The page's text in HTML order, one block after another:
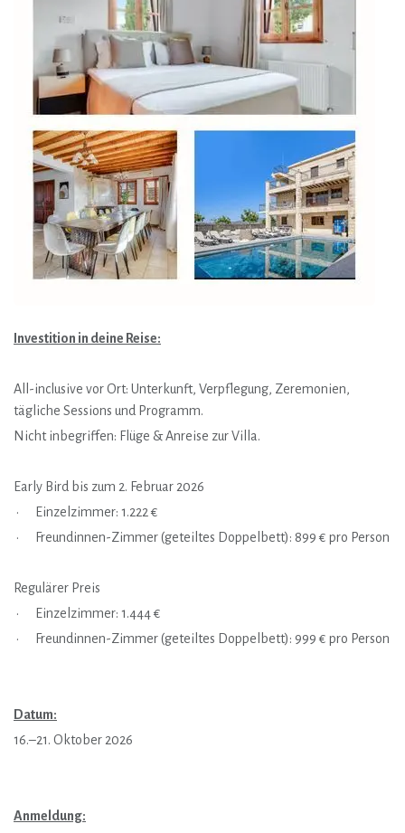
Investition in deine Reise:
All-inclusive vor Ort: Unterkunft, Verpflegung, Zeremonien,
tägliche Sessions und Programm.
Nicht inbegriffen: Flüge & Anreise zur Villa.
Early Bird bis zum 2. Februar 2026
• Einzelzimmer: 1.222 €
• Freundinnen-Zimmer (geteiltes Doppelbett): 899 € pro Person
Regulärer Preis
• Einzelzimmer: 1.444 €
• Freundinnen-Zimmer (geteiltes Doppelbett): 999 € pro Person
Datum:
16.–21. Oktober 2026
Anmeldung: